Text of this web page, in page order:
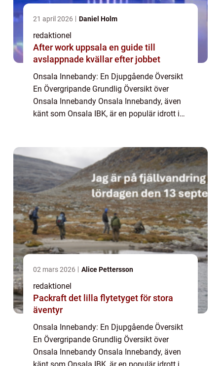
21 april 2026 Daniel Holm
redaktionel
After work uppsala en guide till
avslappnade kvällar efter jobbet
Onsala Innebandy: En Djupgående Översikt
En Övergripande Grundlig Översikt över
Onsala Innebandy Onsala Innebandy, även
känt som Onsala IBK, är en populär idrott i
02 mars 2026 Alice Pettersson
redaktionel
Packraft det lilla flytetyget för stora
äventyr
Onsala Innebandy: En Djupgående Översikt
En Övergripande Grundlig Översikt över
Onsala Innebandy Onsala Innebandy, även